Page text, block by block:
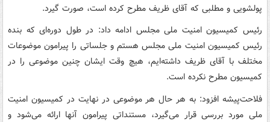
پولشویی و مطلبی که آقای ظریف مطرح کرده است، صورت گیرد.
رئیس کمیسیون امنیت ملی مجلس ادامه داد: در طول دوره‌ای که بنده
رئیس کمیسیون امنیت ملی مجلس هستم و جلساتی را پیرامون موضوعات
مختلف با آقای ظریف داشته‌ایم، هیچ وقت ایشان چنین موضوعی را در
کمیسیون مطرح نکرده است.
فلاحت‌پیشه افزود: به هر حال هر موضوعی در نهایت در کمیسیون امنیت
ملی مورد بررسی قرار می‌گیرد، مستنداتی پیرامون آنها ارائه می‌شود و